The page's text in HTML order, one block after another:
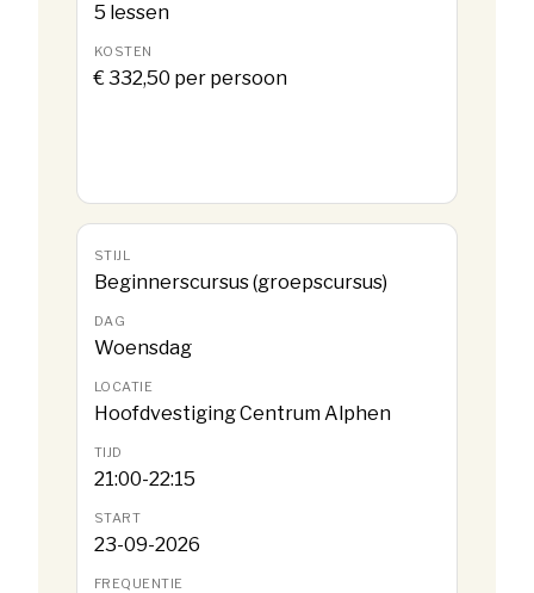
5 lessen
€ 332,50 per persoon
Beginnerscursus (groepscursus)
Woensdag
Hoofdvestiging Centrum Alphen
21:00-22:15
23-09-2026